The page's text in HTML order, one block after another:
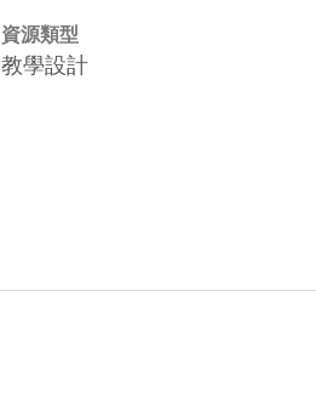
資源類型
教學設計